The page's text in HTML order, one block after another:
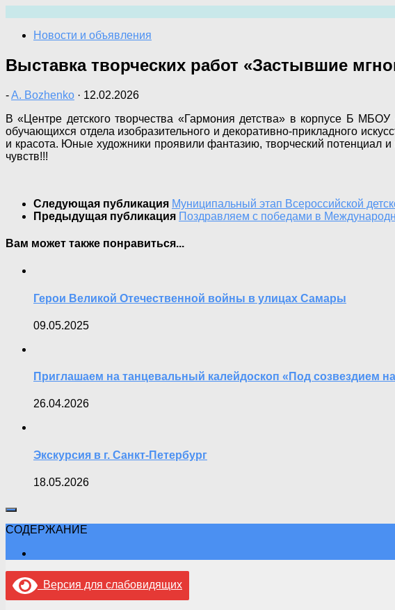
содержимому
Новости и объявления
Выставка творческих работ «Застывшие
-A. Bozhenko · 12.02.2026
В «Центре детского творчества «Гармония детства» в корпусе Б
обучающихся отдела изобразительного и декоративно-прикладного
и красота. Юные художники проявили фантазию, творческий потенциал
чувств!!!
Следующая публикация Муниципальный этап Всероссийской
Предыдущая публикация Поздравляем с победами в
Вам может также понравиться...
Герои Великой Отечественной войны в улицах Самары
09.05.2025
Приглашаем на танцевальный калейдоскоп «Под созвездием
26.04.2026
Экскурсия в г. Санкт-Петербург
18.05.2026
СОДЕРЖАНИЕ
Версия для слабовидящих